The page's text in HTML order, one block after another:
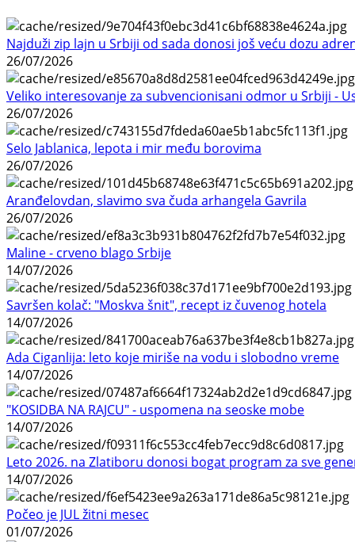
Najduži zip lajn u Srbiji od sada donosi još veću dozu
26/07/2026
Veliko interesovanje za subvencionisani odmor u Srbiji -
26/07/2026
Selo Jablanica, lepota i mir među borovima
26/07/2026
Aranđelovdan, slavimo sva čuda arhangela Gavrila
26/07/2026
Maline - crveno blago Srbije
14/07/2026
Savršen kolač: "Moskva šnit", recept iz čuvenog hotela
14/07/2026
Ada Ciganlija: leto koje miriše na vodu i slobodno vreme
14/07/2026
"KOSIDBA NA RAJCU" - uspomena na seoske mobe
14/07/2026
Leto 2026. na Zlatiboru donosi bogat program za sve
14/07/2026
Počeo je JUL žitni mesec
01/07/2026